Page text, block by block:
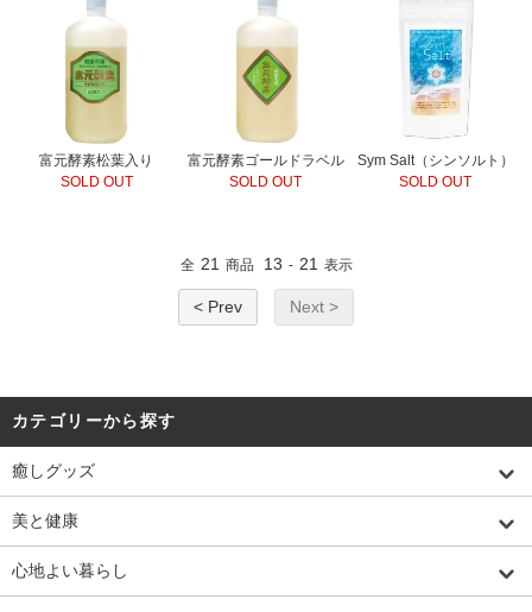
富元酵素松葉入り
SOLD OUT
富元酵素ゴールドラベル
SOLD OUT
Sym Salt（シンソルト）
SOLD OUT
全 21 商品 13 - 21 表示
< Prev Next >
カテゴリーから探す
癒しグッズ
美と健康
心地よい暮らし